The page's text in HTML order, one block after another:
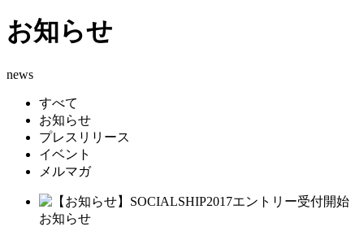
お知らせ
news
すべて
お知らせ
プレスリリース
イベント
メルマガ
お知らせ